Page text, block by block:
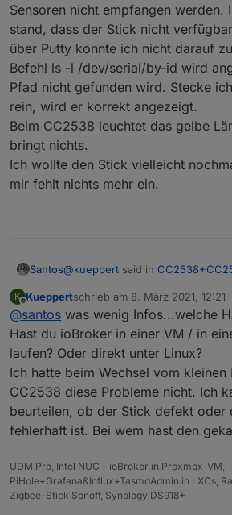
Sensoren nicht empfangen werden.
stand, dass der Stick nicht
über Putty konnte ich nicht darauf
Befehl ls -l /dev/serial/by-id wird
Pfad nicht gefunden wird. Stecke
rein, wird er korrekt angezeigt.
Beim CC2538 leuchtet das gelbe
bringt nichts.
Ich wollte den Stick vielleicht
mir fehlt nichts mehr ein.
Santos@kueppert said in
@santoswas heißt denn
mal? Wenn ja, einfach mal vom
und wieder dranstecken.
Ich habe heute morgen gemerkt,
Sensoren nicht empfangen
stand, dass der Stick nicht
über Putty konnte ich nicht
Pfad nicht gefunden wird. Stecke
rein, wird er korrekt angezeigt.
Resetttaste bringt nichts.
Ich wollte den Stick vielleicht
mir fehlt nichts mehr ein.
K
Offline
Kueppertschrieb am 8. März 2021, 12:21
zuletzt editiert von
@santos was wenig Infos...welche
Hast du ioBroker in einer VM / in
laufen? Oder direkt unter Linux?
Ich hatte beim Wechsel vom kleinen
CC2538 diese Probleme nicht. Ich
beurteilen, ob der Stick defekt oder
fehlerhaft ist. Bei wem hast den
UDM Pro, Intel NUC - ioBroker in Proxmox-VM,
PiHole+Grafana&Influx+TasmoAdmin in LXCs,
Zigbee-Stick Sonoff, Synology DS918+